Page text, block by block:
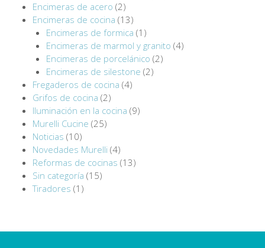
Encimeras de acero (2)
Encimeras de cocina (13)
Encimeras de formica (1)
Encimeras de marmol y granito (4)
Encimeras de porcelánico (2)
Encimeras de silestone (2)
Fregaderos de cocina (4)
Grifos de cocina (2)
Iluminación en la cocina (9)
Murelli Cucine (25)
Noticias (10)
Novedades Murelli (4)
Reformas de cocinas (13)
Sin categoría (15)
Tiradores (1)